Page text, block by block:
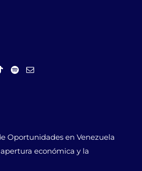
Oportunidades en Venezuela
económica y la